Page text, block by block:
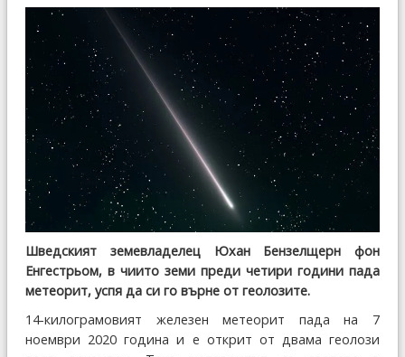
Шведският земевладелец Юхан Бензелщерн фон
Енгестрьом, в чиито земи преди четири години пада
метеорит, успя да си го върне от геолозите.
14-килограмовият железен метеорит пада на 7
ноември 2020 година и е открит от двама геолози